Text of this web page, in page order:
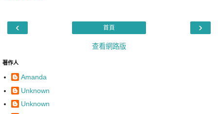
‹ ›
首頁
查看網路版
著作人
Amanda
Unknown
Unknown